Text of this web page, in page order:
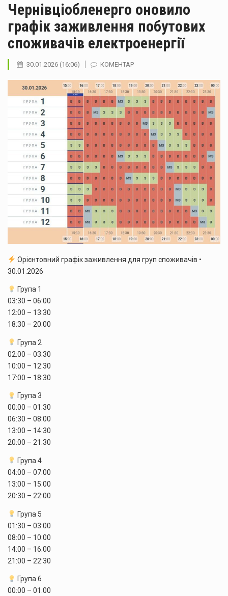
Чернівціобленерго оновило
графік заживлення побутових
споживачів електроенергії
30.01.2026 (16:06) КОМЕНТАР
Орієнтовний графік заживлення для груп споживачів •
30.01.2026
Група 1
03:30 – 06:00
12:00 – 13:30
18:30 – 20:00
Група 2
02:00 – 03:30
10:00 – 12:30
17:00 – 18:30
Група 3
00:00 – 01:30
06:30 – 08:00
13:00 – 14:30
20:00 – 21:30
Група 4
04:00 – 07:00
13:00 – 15:00
20:30 – 22:00
Група 5
01:30 – 03:00
08:00 – 10:00
14:00 – 16:00
21:00 – 22:30
Група 6
00:00 – 01:00